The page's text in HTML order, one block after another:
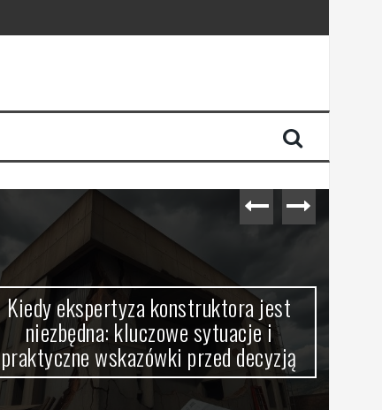
Kiedy ekspertyza konstruktora jest
niezbędna: kluczowe sytuacje i
praktyczne wskazówki przed decyzją